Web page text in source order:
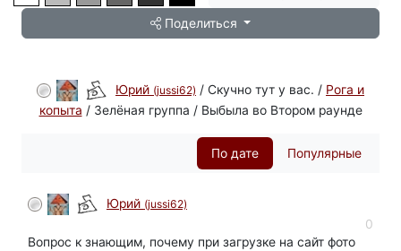
Поделиться
Юрий (jussi62) / Скучно тут у вас. / Рога и
копыта / Зелёная группа / Выбыла во Втором раунде
По дате Популярные
Юрий (jussi62)
0
Вопрос к знающим, почему при загрузке на сайт фото